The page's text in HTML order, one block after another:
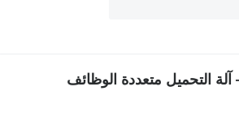
التحميل متعددة الوظائف